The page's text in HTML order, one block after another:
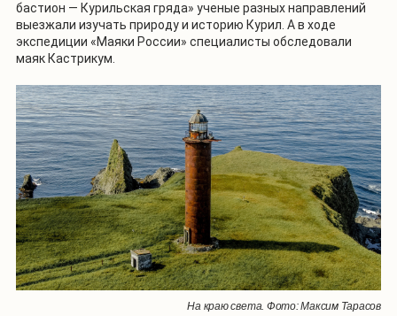
бастион — Курильская гряда» ученые разных направлений
выезжали изучать природу и историю Курил. А в ходе
экспедиции «Маяки России» специалисты обследовали
маяк Кастрикум.
На краю света. Фото: Максим Тарасов